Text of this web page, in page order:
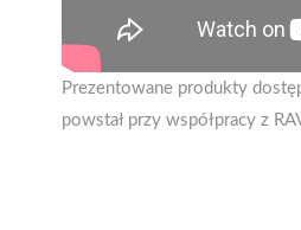
Prezentowane produkty
powstał przy współpracy z